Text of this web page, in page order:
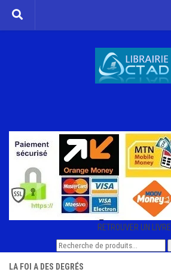
Skip to content
RETROUVER UN LIVRE
Recherche
LA FOI A DES DEGRÉS